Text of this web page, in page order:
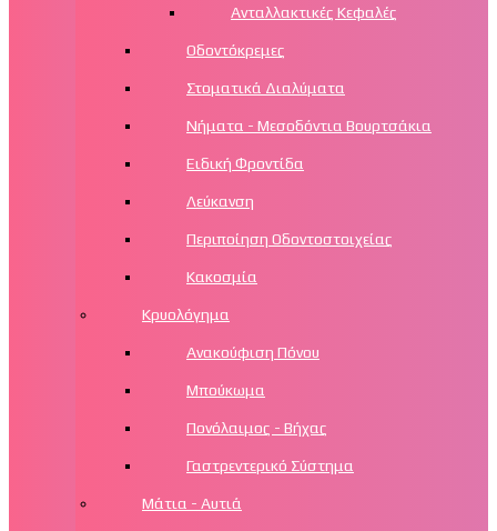
Ανταλλακτικές Κεφαλές
Οδοντόκρεμες
Στοματικά Διαλύματα
Νήματα - Μεσοδόντια Βουρτσάκια
Ειδική Φροντίδα
Λεύκανση
Περιποίηση Οδοντοστοιχείας
Κακοσμία
Κρυολόγημα
Ανακούφιση Πόνου
Μπούκωμα
Πονόλαιμος - Βήχας
Γαστρεντερικό Σύστημα
Μάτια - Αυτιά